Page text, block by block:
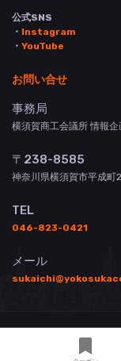
公式SNS
・ Instagram
・ YouTube
お問い合せ
事務局
横須賀商工会議所 情報企
〒238-8585
神奈川県横須賀市平成
TEL
046-823-0421
メール
© 横須
掲載について